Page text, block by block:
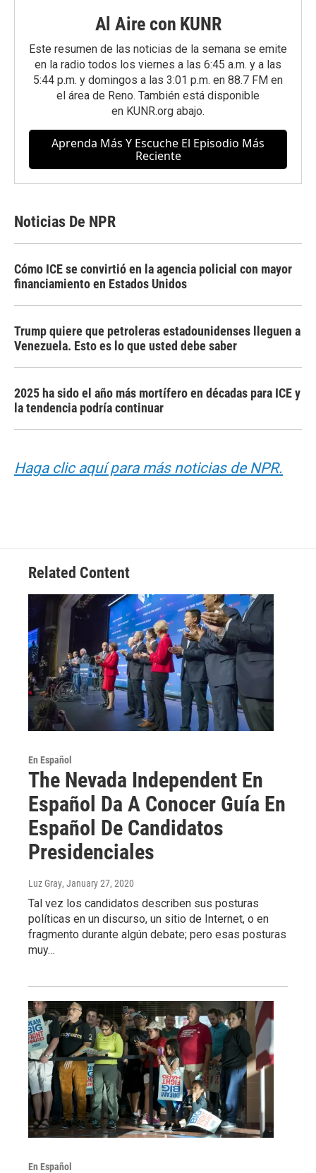
Al Aire con KUNR
Este resumen de las noticias de la semana se emite
en la radio todos los viernes a las 6:45 a.m. y a las
5:44 p.m. y domingos a las 3:01 p.m. en 88.7 FM en
el área de Reno. También está disponible
en KUNR.org abajo.
Aprenda Más Y Escuche El Episodio Más
Reciente
Noticias De NPR
Cómo ICE se convirtió en la agencia policial con mayor
financiamiento en Estados Unidos
Trump quiere que petroleras estadounidenses lleguen a
Venezuela. Esto es lo que usted debe saber
2025 ha sido el año más mortífero en décadas para ICE y
la tendencia podría continuar
Haga clic aquí para más noticias de NPR.
Related Content
En Español
The Nevada Independent En
Español Da A Conocer Guía En
Español De Candidatos
Presidenciales
Luz Gray, January 27, 2020
Tal vez los candidatos describen sus posturas
políticas en un discurso, un sitio de Internet, o en
fragmento durante algún debate; pero esas posturas
muy…
En Español